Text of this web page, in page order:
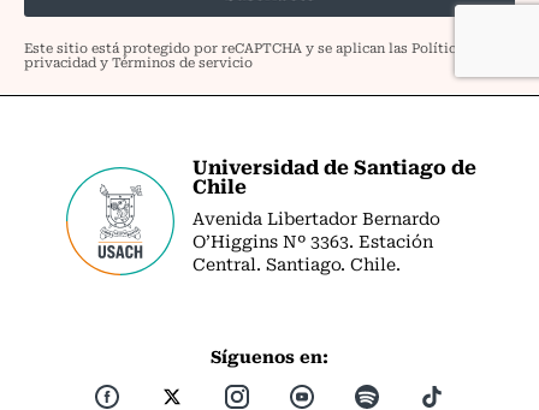
Universidad de Santiago de
Chile
Avenida Libertador Bernardo
O’Higgins Nº 3363. Estación
Central. Santiago. Chile.
Síguenos en: